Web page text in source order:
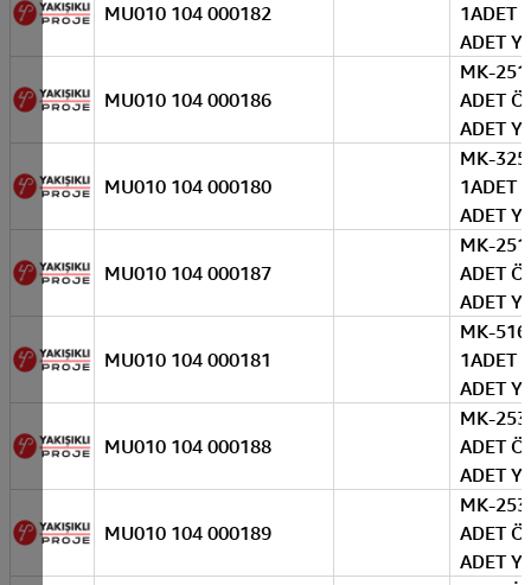
MU010 104 000182
1ADET
ADET
MU010 104 000186
MK-
ADET
ADET
MU010 104 000180
MK-
1ADET
ADET
MU010 104 000187
MK-
ADET
ADET
MU010 104 000181
MK-
1ADET
ADET
MU010 104 000188
MK-
ADET
ADET
MU010 104 000189
MK-
ADET
ADET